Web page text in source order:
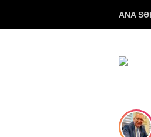
ANA